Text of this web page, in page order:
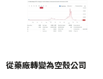
從藥廠轉變為空殼公司